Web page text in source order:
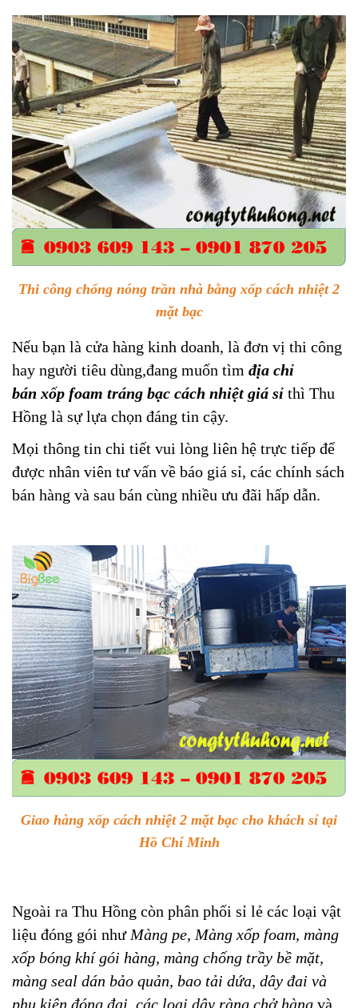
Thi công chống nóng trần nhà bằng xốp cách nhiệt 2
mặt bạc
Nếu bạn là cửa hàng kinh doanh, là đơn vị thi công
hay người tiêu dùng,đang muốn tìm địa chỉ
bán xốp foam tráng bạc cách nhiệt giá sỉ thì Thu
Hồng là sự lựa chọn đáng tin cậy.
Mọi thông tin chi tiết vui lòng liên hệ trực tiếp để
được nhân viên tư vấn về báo giá sỉ, các chính sách
bán hàng và sau bán cùng nhiều ưu đãi hấp dẫn.
Giao hàng xốp cách nhiệt 2 mặt bạc cho khách sỉ tại
Hồ Chí Minh
Ngoài ra Thu Hồng còn phân phối sỉ lẻ các loại vật
liệu đóng gói như Màng pe, Màng xốp foam, màng
xốp bóng khí gói hàng, màng chống trầy bề mặt,
màng seal dán bảo quản, bao tải dứa, dây đai và
phụ kiện đóng đai các loại dây ràng chở hàng và